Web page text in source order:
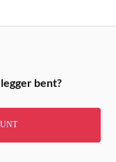
bent?